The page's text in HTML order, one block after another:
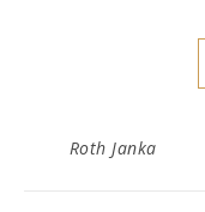
Roth Janka